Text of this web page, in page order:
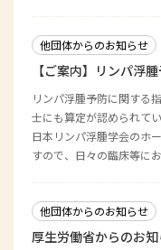
他団体からのお知らせ
【ご案内】リンパ浮
リンパ浮腫予防に関する
士にも算定が認められてい
日本リンパ浮腫学会のホ
すので、日々の臨床等に
他団体からのお知らせ
厚生労働省からのお知